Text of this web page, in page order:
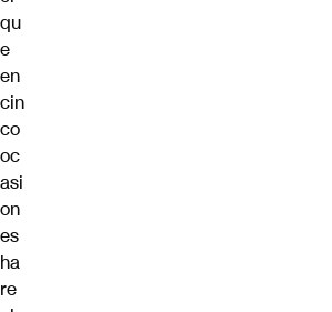
qu
e
en
cin
co
oc
asi
on
es
ha
re